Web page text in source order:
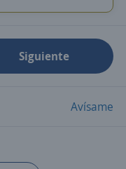
Siguiente
Avísame